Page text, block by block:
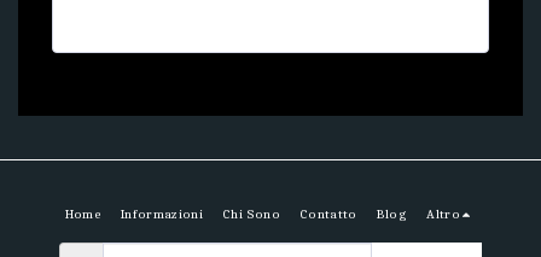
Home Informazioni Chi Sono Contatto Blog Altro